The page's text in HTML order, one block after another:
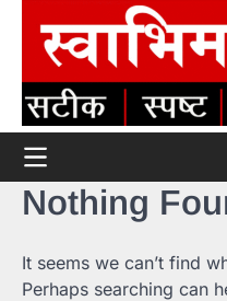
content
Nothing
It seems we can’t find
Perhaps searching can